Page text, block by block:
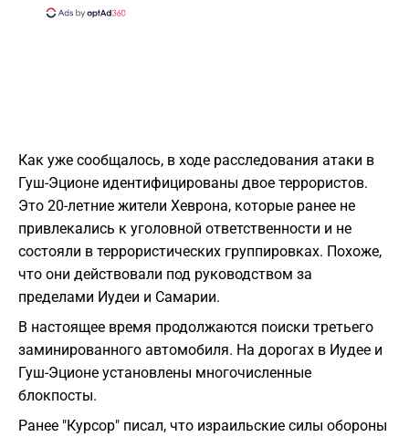
Как уже сообщалось, в ходе расследования атаки в
Гуш-Эционе идентифицированы двое террористов.
Это 20-летние жители Хеврона, которые ранее не
привлекались к уголовной ответственности и не
состояли в террористических группировках. Похоже,
что они действовали под руководством за
пределами Иудеи и Самарии.
В настоящее время продолжаются поиски третьего
заминированного автомобиля. На дорогах в Иудее и
Гуш-Эционе установлены многочисленные
блокпосты.
Ранее "Курсор" писал, что израильские силы обороны